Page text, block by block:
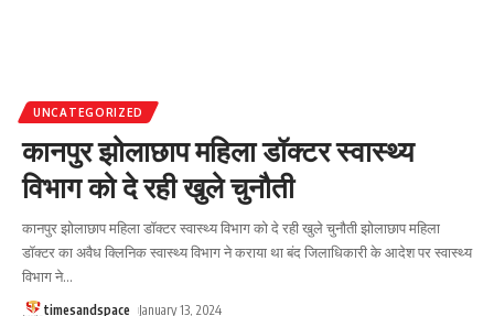
UNCATEGORIZED
कानपुर झोलाछाप महिला डॉक्टर स्वास्थ्य
विभाग को दे रही खुले चुनौती
कानपुर झोलाछाप महिला डॉक्टर स्वास्थ्य विभाग को दे रही खुले चुनौती झोलाछाप महिला
डॉक्टर का अवैध क्लिनिक स्वास्थ्य विभाग ने कराया था बंद जिलाधिकारी के आदेश पर स्वास्थ्य
विभाग ने…
timesandspace January 13, 2024